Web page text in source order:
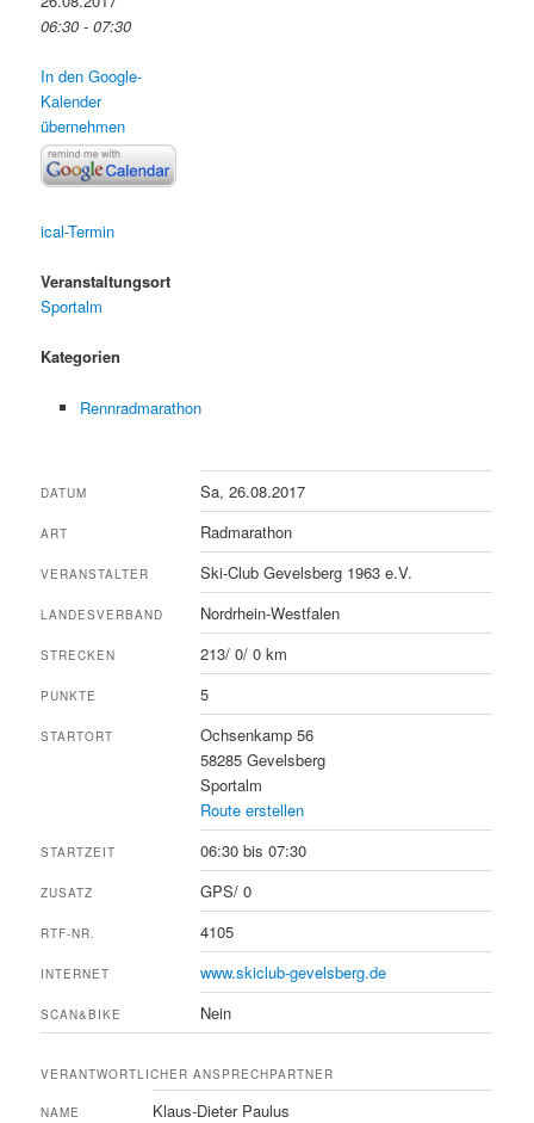
06:30 - 07:30
In den Google-
Kalender
übernehmen
ical-Termin
Veranstaltungsort
Sportalm
Kategorien
Rennradmarathon
DATUM Sa, 26.08.2017
ART Radmarathon
VERANSTALTER Ski-Club Gevelsberg 1963 e.V.
LANDESVERBAND Nordrhein-Westfalen
STRECKEN 213/ 0/ 0 km
PUNKTE 5
STARTORT
Ochsenkamp 56
58285 Gevelsberg
Sportalm
Route erstellen
STARTZEIT 06:30 bis 07:30
ZUSATZ GPS/ 0
RTF-NR. 4105
INTERNET www.skiclub-gevelsberg.de
SCAN&BIKE Nein
VERANTWORTLICHER ANSPRECHPARTNER
NAME Klaus-Dieter Paulus